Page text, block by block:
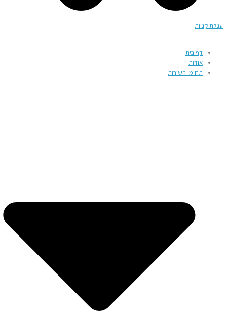
עגלת קניות
דף בית
אודות
תחומי השירות